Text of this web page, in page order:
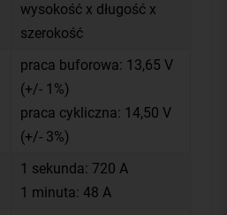
wysokość x długość x
szerokość
praca buforowa: 13,65 V
(+/- 1%)
praca cykliczna: 14,50 V
(+/- 3%)
1 sekunda: 720 A
1 minuta: 48 A